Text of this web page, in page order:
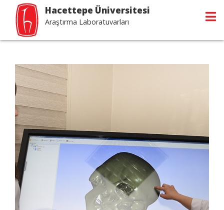
Hacettepe Üniversitesi
Araştırma Laboratuvarları